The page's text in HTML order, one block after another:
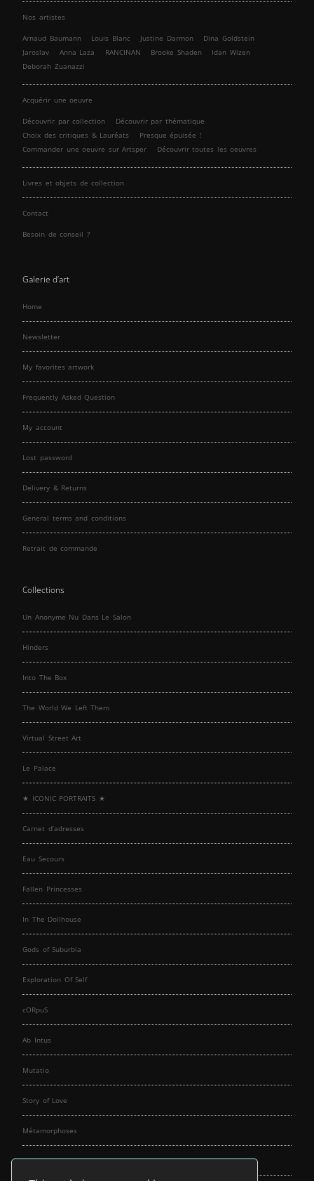
Nos artistes
Arnaud Baumann Louis Blanc Justine Darmon
Dina Goldstein
Jaroslav
Anna Laza RANCINAN Brooke Shaden
Idan Wizen
Deborah Zuanazzi
Acquérir une oeuvre
Découvrir par collection
Découvrir par thématique
Choix des critiques & Lauréats
Presque épuisée !
Commander une oeuvre sur Artsper
Découvrir toutes les oeuvres
Livres et objets de collection
Contact
Besoin de conseil ?
Galerie d’art
Home
Newsletter
My favorites artwork
Frequently Asked Question
My account
Lost password
Delivery & Returns
General terms and conditions
Retrait de commande
Collections
Un Anonyme Nu Dans Le Salon
Hinders
Into The Box
The World We Left Them
Virtual Street Art
Le Palace
★ ICONIC PORTRAITS ★
Carnet d’adresses
Eau Secours
Fallen Princesses
In The Dollhouse
Gods of Suburbia
Exploration Of Self
cORpuS
Ab Intus
Mutatio
Story of Love
Métamorphoses
Fallen Angels